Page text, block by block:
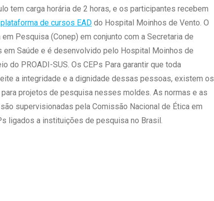
tem carga horária de 2 horas, e os participantes recebem
plataforma de cursos EAD do Hospital Moinhos de Vento. O
Pesquisa (Conep) em conjunto com a Secretaria de
Saúde e é desenvolvido pelo Hospital Moinhos de
do PROADI-SUS. Os CEPs Para garantir que toda
a integridade e a dignidade dessas pessoas, existem os
projetos de pesquisa nesses moldes. As normas e as
supervisionadas pela Comissão Nacional de Ética em
ligados a instituições de pesquisa no Brasil.